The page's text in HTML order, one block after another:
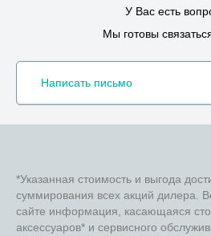
У Вас есть
Мы готовы
Написать письмо
*Указанная стоимость и выгода
суммирования всех акций дилера.
сайте информация, касающаяся
аксессуаров* и сервисного